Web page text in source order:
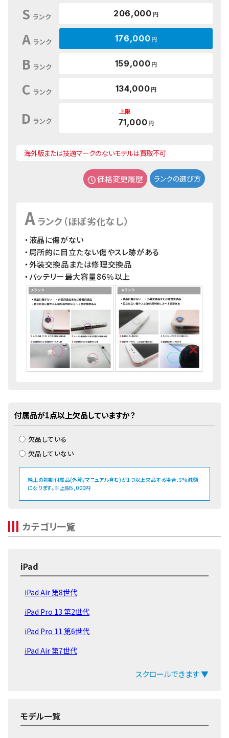
S ランク 206,000 円
A ランク 176,000 円
B ランク 159,000 円
C ランク 134,000 円
D ランク
上限
71,000 円
海外版または技適マークのないモデルは買取不可
価格変更履歴 ランクの選び方
Aランク（ほぼ劣化なし）
・液晶に傷がない
・局所的に目立たない傷やスレ跡がある
・外装交換品または修理交換品
・バッテリー最大容量86％以上
付属品が1点以上欠品していますか？
欠品している
欠品していない
純正の初期付属品(外箱/マニュアル含む)が1つ以上欠品する場合、 5%減額
になります。※上限5,000円
カテゴリ一覧
iPad
iPad Air 第8世代
iPad Pro 13 第2世代
iPad Pro 11 第6世代
iPad Air 第7世代
iPad Pro 11 第5世代
スクロールできます ▼
モデル一覧